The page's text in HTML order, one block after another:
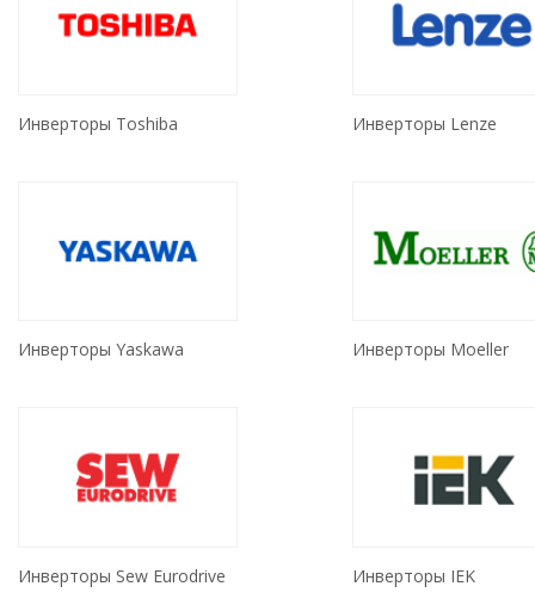
Инверторы Toshiba Инверторы Lenze
Инверторы Yaskawa Инверторы Moeller
Инверторы Sew Eurodrive Инверторы IEK